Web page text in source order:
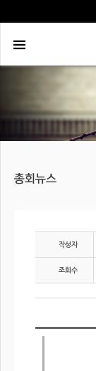
작성자
조회수